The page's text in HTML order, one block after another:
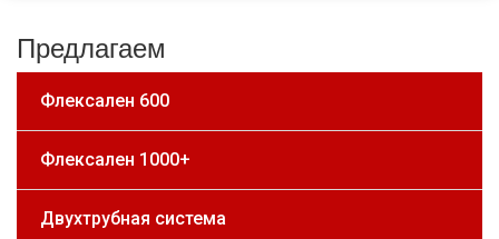
Предлагаем
Флексален 600
Флексален 1000+
Двухтрубная система